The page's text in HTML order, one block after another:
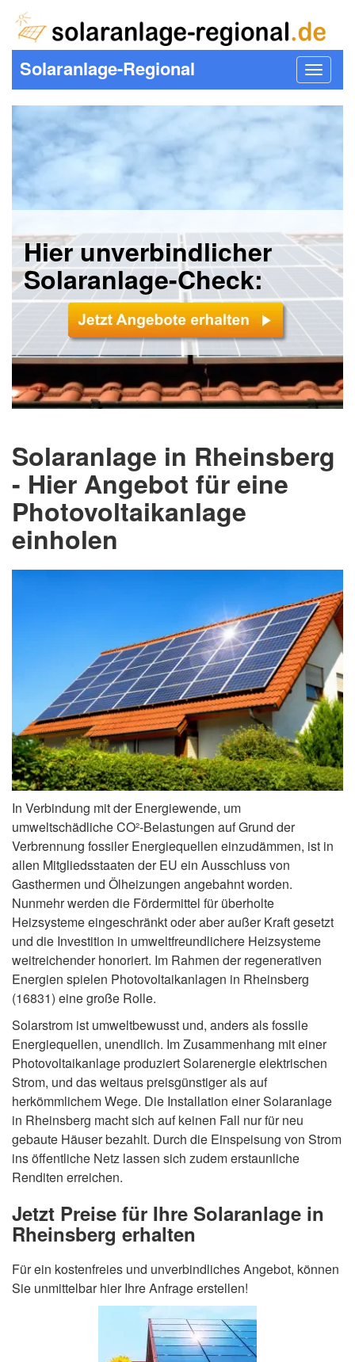
Toggle
Solaranlage-Regional
Hier unverbindlicher
Solaranlage-Check:
Solaranlage in Rheinsberg
- Hier Angebot für eine
Photovoltaikanlage
einholen
In Verbindung mit der Energiewende, um
umweltschädliche CO²-Belastungen auf Grund der
Verbrennung fossiler Energiequellen einzudämmen, ist in
allen Mitgliedsstaaten der EU ein Ausschluss von
Gasthermen und Ölheizungen angebahnt worden.
Nunmehr werden die Fördermittel für überholte
Heizsysteme eingeschränkt oder aber außer Kraft gesetzt
und die Investition in umweltfreundlichere Heizsysteme
weitreichender honoriert. Im Rahmen der regenerativen
Energien spielen Photovoltaikanlagen in Rheinsberg
(16831) eine große Rolle.
Solarstrom ist umweltbewusst und, anders als fossile
Energiequellen, unendlich. Im Zusammenhang mit einer
Photovoltaikanlage produziert Solarenergie elektrischen
Strom, und das weitaus preisgünstiger als auf
herkömmlichem Wege. Die Installation einer Solaranlage
in Rheinsberg macht sich auf keinen Fall nur für neu
gebaute Häuser bezahlt. Durch die Einspeisung von Strom
ins öffentliche Netz lassen sich zudem erstaunliche
Renditen erreichen.
Jetzt Preise für Ihre Solaranlage in
Rheinsberg erhalten
Für ein kostenfreies und unverbindliches Angebot, können
Sie unmittelbar hier Ihre Anfrage erstellen!